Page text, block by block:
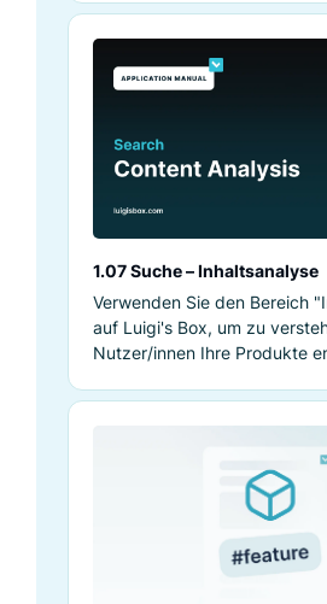
zu optimieren und die
steigern.
1.07 Suche – Inhaltsanalyse
Verwenden Sie den Bereich
auf Luigi's Box, um zu
Nutzer/innen Ihre Produkte
Engagement.